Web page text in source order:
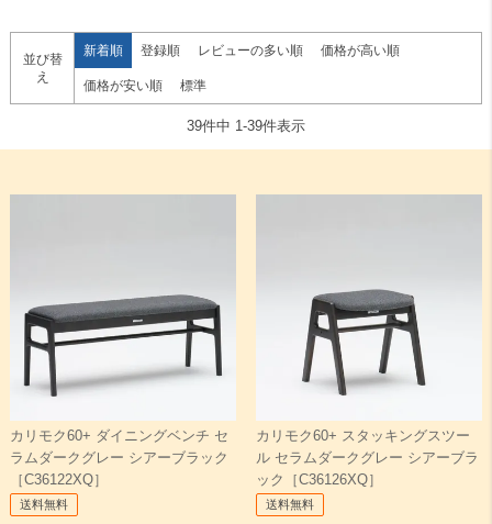
検索
並び替
え
新着順 登録順 レビューの多い順 価格が高い順
価格が安い順 標準
39件中 1-39件表示
カリモク60+ ダイニングベンチ セ
ラムダークグレー シアーブラック
［C36122XQ］
送料無料
カリモク60+ スタッキングスツー
ル セラムダークグレー シアーブラ
ック［C36126XQ］
送料無料